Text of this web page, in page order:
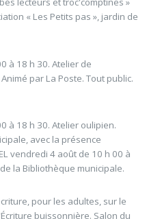
« Les Petits pas », jardin de
à 18 h 30. Atelier de
par La Poste. Tout public.
à 18 h 30. Atelier oulipien.
avec la présence
vendredi 4 août de 10 h 00 à
la Bibliothèque municipale.
pour les adultes, sur le
buissonnière. Salon du